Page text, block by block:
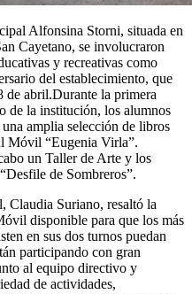
Alfonsina Storni, situada en
Cayetano, se involucraron
y recreativas como
del establecimiento, que
de abril.Durante la primera
de la institución, los alumnos
amplia selección de libros
Móvil “Eugenia Virla”.
un Taller de Arte y los
de Sombreros”.
Claudia Suriano, resaltó la
disponible para que los más
en sus dos turnos puedan
participando con gran
al equipo directivo y
de actividades,